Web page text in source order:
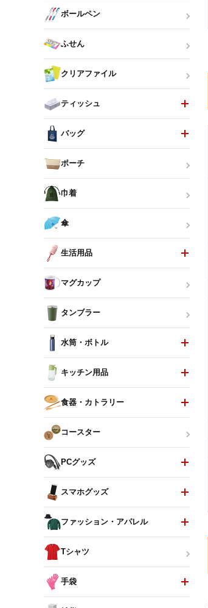
ボールペン
ふせん
クリアファイル
ティッシュ
バッグ
ポーチ
巾着
傘
生活用品
マグカップ
タンブラー
水筒・ボトル
キッチン用品
食器・カトラリー
コースター
PCグッズ
スマホグッズ
ファッション・アパレル
Tシャツ
手袋